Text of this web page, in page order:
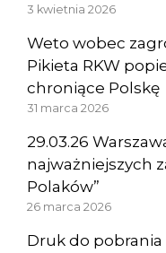
3 kwietnia 2026
Weto wobec
Pikieta RKW
chroniące Polskę
31 marca 2026
29.03.26
najważniejszych
Polaków”
26 marca 2026
Druk do